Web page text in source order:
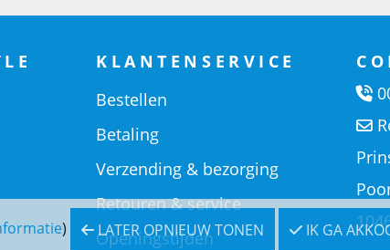
) LATER OPNIEUW TONEN IK GA
KLANTENSERVICE
Bestellen
Betaling
Verzending & bezorging
Retouren & service
Openingstijden